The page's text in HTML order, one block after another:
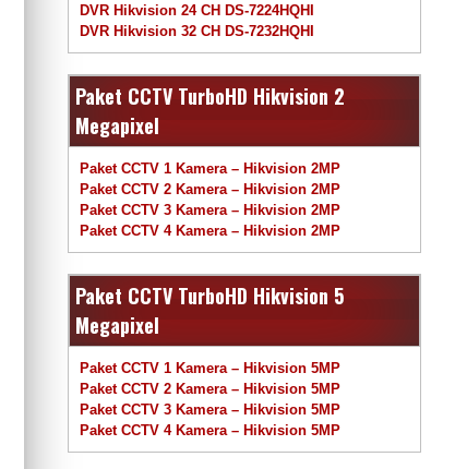
DVR Hikvision 24 CH DS-7224HQHI
DVR Hikvision 32 CH DS-7232HQHI
Paket CCTV TurboHD Hikvision 2
Megapixel
Paket CCTV 1 Kamera – Hikvision 2MP
Paket CCTV 2 Kamera – Hikvision 2MP
Paket CCTV 3 Kamera – Hikvision 2MP
Paket CCTV 4 Kamera – Hikvision 2MP
Paket CCTV TurboHD Hikvision 5
Megapixel
Paket CCTV 1 Kamera – Hikvision 5MP
Paket CCTV 2 Kamera – Hikvision 5MP
Paket CCTV 3 Kamera – Hikvision 5MP
Paket CCTV 4 Kamera – Hikvision 5MP